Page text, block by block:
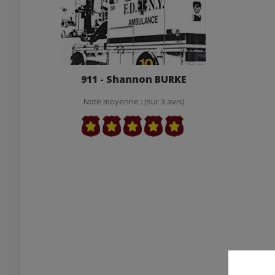
911 - Shannon BURKE
Note moyenne : (sur 3 avis)